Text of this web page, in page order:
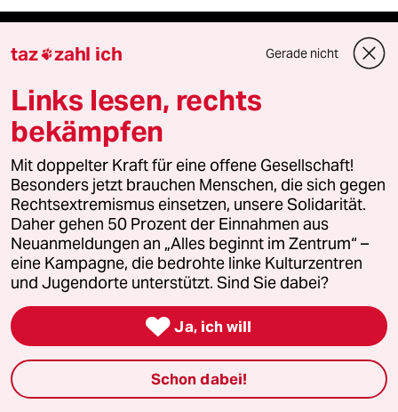
taz
Folgen Sie uns
Ressorts
Politik
Öko
Gesellschaft
Kultur
Sport
taz zahl ich Gerade nicht
Links lesen, rechts
bekämpfen
Mit doppelter Kraft für eine offene Gesellschaft!
Besonders jetzt brauchen Menschen, die sich gegen
Rechtsextremismus einsetzen, unsere Solidarität.
Daher gehen 50 Prozent der Einnahmen aus
Neuanmeldungen an „Alles beginnt im Zentrum“ –
eine Kampagne, die bedrohte linke Kulturzentren
und Jugendorte unterstützt. Sind Sie dabei?
 Ja, ich will
Schon dabei!